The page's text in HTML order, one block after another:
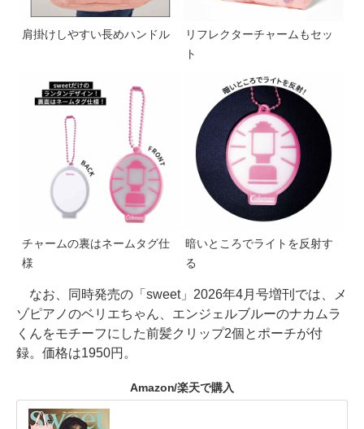
肩掛けしやすい長めハンドル
リフレクターチャームもセッ
ト
チャームの裏はネームタグ仕
様
暗いところでライトを反射す
る
なお、同時発売の「sweet」2026年4月号増刊では、メ
ゾピアノのベリエちゃん、エンジェルブルーのナカムラ
くんをモチーフにした前髪クリップ2個とポーチが付
録。価格は1950円。
Amazon/楽天で購入